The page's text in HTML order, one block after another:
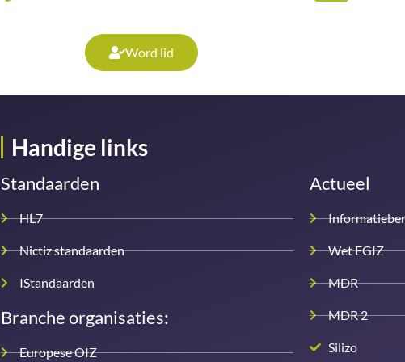
Word lid
Handige links
Standaarden
HL7
Nictiz standaarden
IStandaarden
Branche organisaties:
Europese OIZ
Actueel
Wet EGIZ
MDR
MDR 2
Silizo